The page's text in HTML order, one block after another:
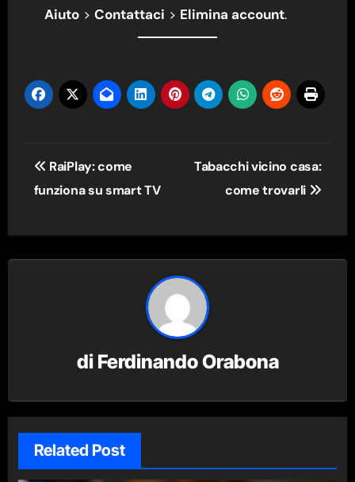
Aiuto> Contattaci > Elimina account.
Navigazione
articoli
RaiPlay: come
funziona su smart TV
Tabacchi vicino casa:
come trovarli
di Ferdinando Orabona
Related Post